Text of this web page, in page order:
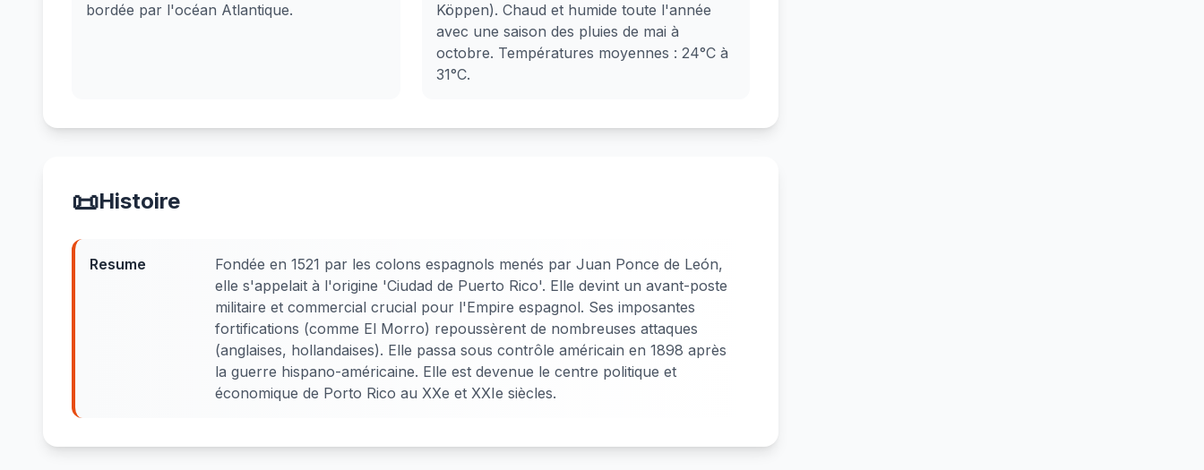
bordée par l'océan Atlantique.
Köppen). Chaud et humide toute l'année
avec une saison des pluies de mai à
octobre. Températures moyennes : 24°C à
31°C.
📜Histoire
Resume
Fondée en 1521 par les colons espagnols menés par Juan Ponce de León,
elle s'appelait à l'origine 'Ciudad de Puerto Rico'. Elle devint un avant-poste
militaire et commercial crucial pour l'Empire espagnol. Ses imposantes
fortifications (comme El Morro) repoussèrent de nombreuses attaques
(anglaises, hollandaises). Elle passa sous contrôle américain en 1898 après
la guerre hispano-américaine. Elle est devenue le centre politique et
économique de Porto Rico au XXe et XXIe siècles.